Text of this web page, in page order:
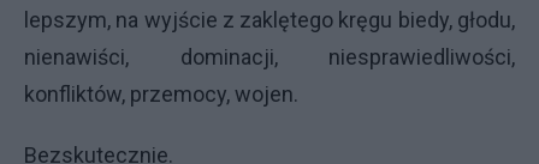
lepszym, na wyjście z zaklętego kręgu biedy, głodu,
nienawiści, dominacji, niesprawiedliwości,
konfliktów, przemocy, wojen.
Bezskutecznie.